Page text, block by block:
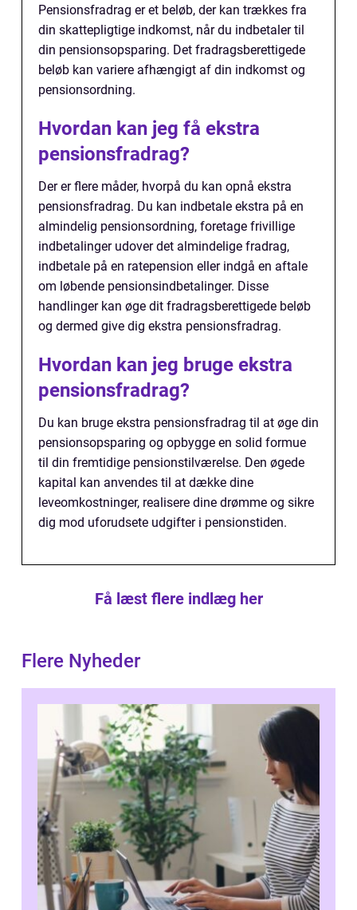
Pensionsfradrag er et beløb, der kan trækkes fra
din skattepligtige indkomst, når du indbetaler til
din pensionsopsparing. Det fradragsberettigede
beløb kan variere afhængigt af din indkomst og
pensionsordning.
Hvordan kan jeg få ekstra
pensionsfradrag?
Der er flere måder, hvorpå du kan opnå ekstra
pensionsfradrag. Du kan indbetale ekstra på en
almindelig pensionsordning, foretage frivillige
indbetalinger udover det almindelige fradrag,
indbetale på en ratepension eller indgå en aftale
om løbende pensionsindbetalinger. Disse
handlinger kan øge dit fradragsberettigede beløb
og dermed give dig ekstra pensionsfradrag.
Hvordan kan jeg bruge ekstra
pensionsfradrag?
Du kan bruge ekstra pensionsfradrag til at øge din
pensionsopsparing og opbygge en solid formue
til din fremtidige pensionstilværelse. Den øgede
kapital kan anvendes til at dække dine
leveomkostninger, realisere dine drømme og sikre
dig mod uforudsete udgifter i pensionstiden.
Få læst flere indlæg her
Flere Nyheder